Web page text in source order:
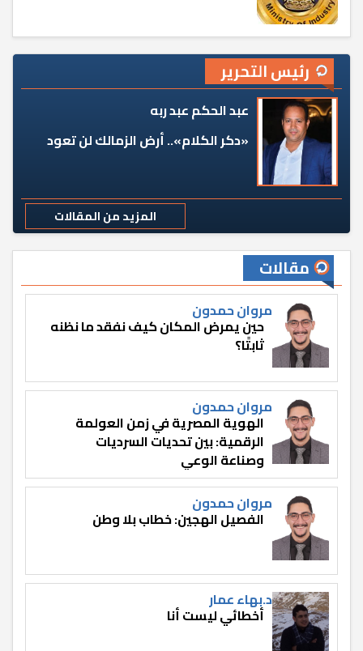
رئيس التحرير
عبد الحكم عبد ربه
«دكر الكلام».. أرض الزمالك لن تعود
المزيد من المقالات
مقالات
مروان حمدون
حين يمرض المكان كيف نفقد ما نظنه
ثابتًا؟
مروان حمدون
الهوية المصرية في زمن العولمة
الرقمية: بين تحديات السرديات
وصناعة الوعي
مروان حمدون
الفصيل الهجين: خطاب بلا وطن
د.بهاء عمار
أخطائي ليست أنا